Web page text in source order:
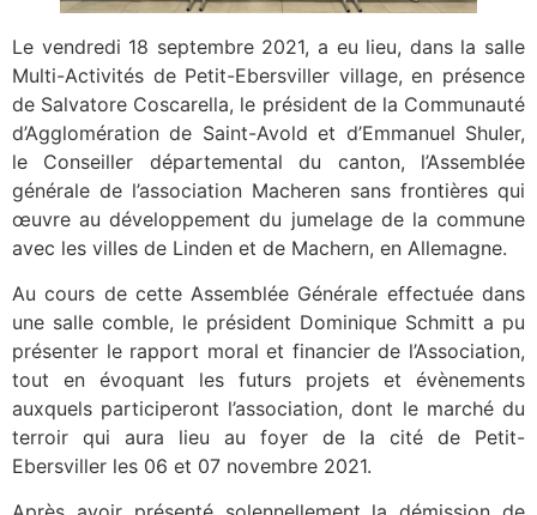
Le vendredi 18 septembre 2021, a eu lieu, dans la salle
Multi-Activités de Petit-Ebersviller village, en présence
de Salvatore Coscarella, le président de la Communauté
d’Agglomération de Saint-Avold et d’Emmanuel Shuler,
le Conseiller départemental du canton, l’Assemblée
générale de l’association Macheren sans frontières qui
œuvre au développement du jumelage de la commune
avec les villes de Linden et de Machern, en Allemagne.
Au cours de cette Assemblée Générale effectuée dans
une salle comble, le président Dominique Schmitt a pu
présenter le rapport moral et financier de l’Association,
tout en évoquant les futurs projets et évènements
auxquels participeront l’association, dont le marché du
terroir qui aura lieu au foyer de la cité de Petit-
Ebersviller les 06 et 07 novembre 2021.